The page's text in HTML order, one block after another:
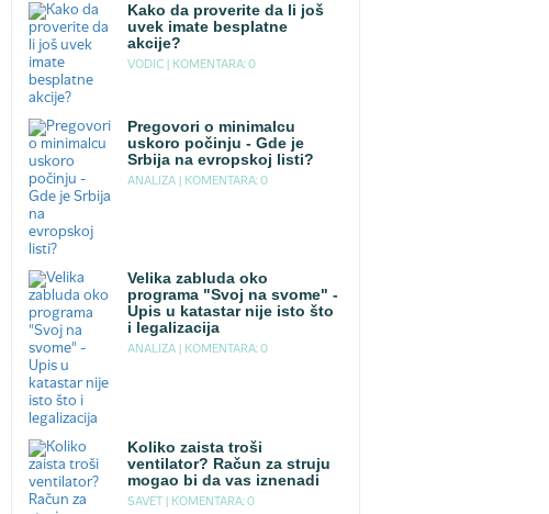
Kako da proverite da li još
uvek imate besplatne
akcije?
VODIC | KOMENTARA: 0
Pregovori o minimalcu
uskoro počinju - Gde je
Srbija na evropskoj listi?
ANALIZA | KOMENTARA: 0
Velika zabluda oko
programa "Svoj na svome" -
Upis u katastar nije isto što
i legalizacija
ANALIZA | KOMENTARA: 0
Koliko zaista troši
ventilator? Račun za struju
mogao bi da vas iznenadi
SAVET | KOMENTARA: 0